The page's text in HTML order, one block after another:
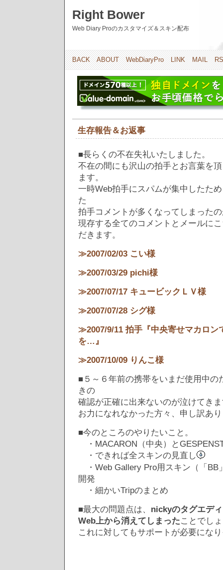
Right Bower
Web Diary Proのカスタマイズ＆スキン配布
BACK ABOUT WebDiaryPro LINK MAIL
生存報告＆お返事
■長らくの不在失礼いたしました。
不在の間にも沢山の拍手とお言葉を
ます。
一時Web拍手にスパムが集中したた
た
拍手コメントが多くなってしまった
現存する全てのコメントとメールに
だきます。
≫2007/02/03 こい様
≫2007/03/29 pichi様
≫2007/07/17 キュービックＬＶ様
≫2007/07/28 シグ様
≫2007/9/11 拍手『中央寄せマカロン
を…』
≫2007/10/09 りんこ様
■５～６年前の携帯をいまだ使用中の
きの
確認が正確に出来ないのが泣けてき
お力になれなかった方々、申し訳あ
■今のところのやりたいこと。
・MACARON（中央）と
・できれば全スキンの見直し
・Web Gallery Pro用スキン（「BB
開発
・細かいTripのまとめ
■最大の問題点は、 nickyのタグエデ
Web上から消えてしまったことでし
これに対してもサポートが必要にな